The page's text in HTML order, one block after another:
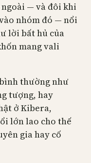
ngoài — và đôi khi
nhóm đó — nổi
lời bất hủ của
mang vali
thường như
tượng, hay
ở Kibera,
lớn lao cho thế
gia hay cố